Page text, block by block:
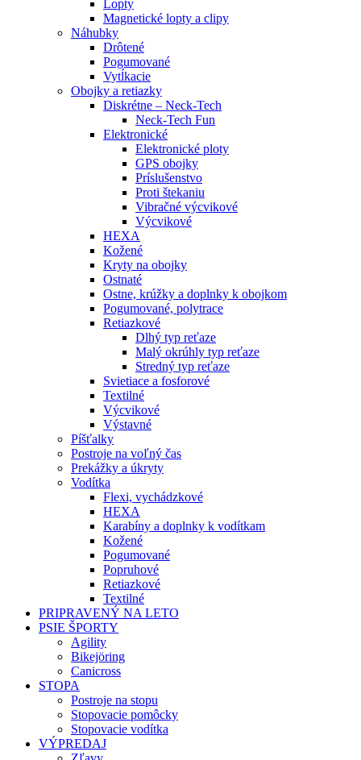
Lopty
Magnetické lopty a clipy
Náhubky
Drôtené
Pogumované
Vytĺkacie
Obojky a retiazky
Diskrétne – Neck-Tech
Neck-Tech Fun
Elektronické
Elektronické ploty
GPS obojky
Príslušenstvo
Proti štekaniu
Vibračné výcvikové
Výcvikové
HEXA
Kožené
Kryty na obojky
Ostnaté
Ostne, krúžky a doplnky k obojkom
Pogumované, polytrace
Retiazkové
Dlhý typ reťaze
Malý okrúhly typ reťaze
Stredný typ reťaze
Svietiace a fosforové
Textilné
Výcvikové
Výstavné
Píšťalky
Postroje na voľný čas
Prekážky a úkryty
Vodítka
Flexi, vychádzkové
HEXA
Karabíny a doplnky k vodítkam
Kožené
Pogumované
Popruhové
Retiazkové
Textilné
PRIPRAVENÝ NA LETO
PSIE ŠPORTY
Agility
Bikejöring
Canicross
STOPA
Postroje na stopu
Stopovacie pomôcky
Stopovacie vodítka
VÝPREDAJ